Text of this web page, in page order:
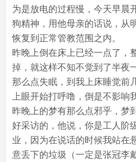
为是放电的过程慢，今天早晨
狗精神，用他母亲的话说，从
恢复到正常管教范围之内。
昨晚上倒在床上已经一点了，
掉，就这样不知不觉到了半夜
那么点失眠，到我上床睡觉前
上眼开始打呼噜，倒是不影响
昨晚上的梦有那么点邪乎，梦
好采访的，他说，你是工人阶
业，因为在说话的时候我站在
意丢下的垃圾（一定是张冠李